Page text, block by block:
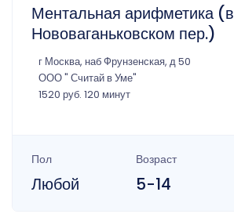
Ментальная арифметика (в
Нововаганьковском пер.)
г Москва, наб Фрунзенская, д 50
ООО " Считай в Уме"
1520 руб. 120 минут
Пол
Любой
Возраст
5-14